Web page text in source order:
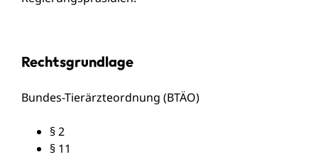
Rechtsgrundlage
Bundes-Tierärzteordnung (BTÄO)
§ 2
§ 11